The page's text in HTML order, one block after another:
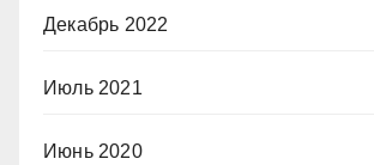
Декабрь 2022
Июль 2021
Июнь 2020